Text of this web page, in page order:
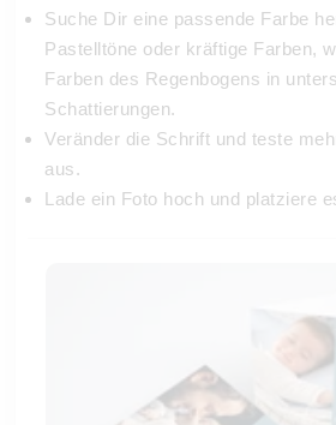
Suche Dir eine passende Farbe
Pastelltöne oder kräftige Farben,
Farben des Regenbogens in
Schattierungen.
Veränder die Schrift und teste
aus.
Lade ein Foto hoch und platziere